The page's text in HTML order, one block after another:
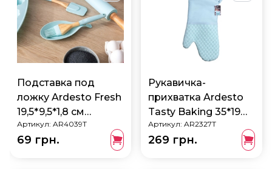
Подставка под
ложку Ardesto Fresh
19,5*9,5*1,8 см
AR4039T
Артикул: AR4039T
69 грн.
Рукавичка-
прихватка Ardesto
Tasty Baking 35*19
см AR2327T
Артикул: AR2327T
269 грн.